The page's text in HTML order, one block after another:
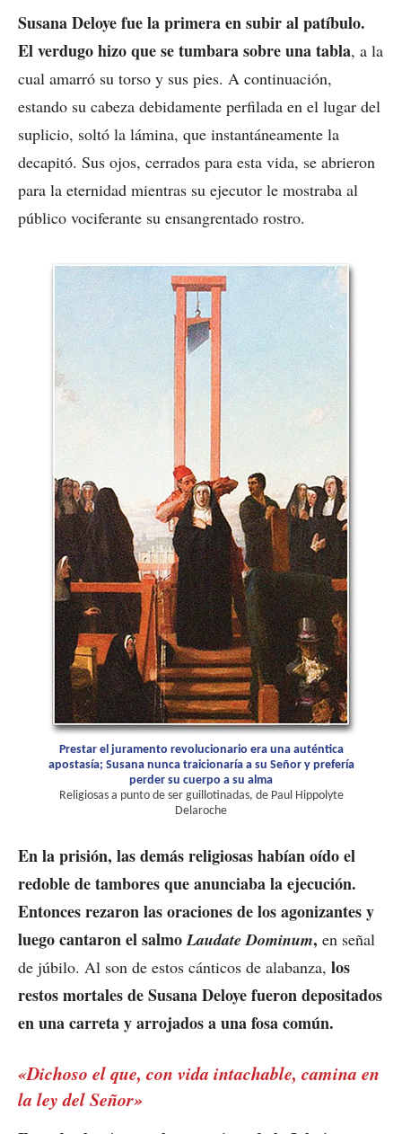
Susana Deloye fue la primera en subir al patíbulo.
El verdugo hizo que se tumbara sobre una tabla, a la
cual amarró su torso y sus pies. A continuación,
estando su cabeza debidamente perfilada en el lugar del
suplicio, soltó la lámina, que instantáneamente la
decapitó. Sus ojos, cerrados para esta vida, se abrieron
para la eternidad mientras su ejecutor le mostraba al
público vociferante su ensangrentado rostro.
Prestar el juramento revolucionario era una auténtica
apostasía; Susana nunca traicionaría a su Señor y prefería
perder su cuerpo a su alma
Religiosas a punto de ser guillotinadas, de Paul Hippolyte
Delaroche
En la prisión, las demás religiosas habían oído el
redoble de tambores que anunciaba la ejecución.
Entonces rezaron las oraciones de los agonizantes y
luego cantaron el salmoLaudate Dominum, en señal
de júbilo. Al son de estos cánticos de alabanza, los
restos mortales de Susana Deloye fueron depositados
en una carreta y arrojados a una fosa común.
«Dichoso el que, con vida intachable, camina en
la ley del Señor»